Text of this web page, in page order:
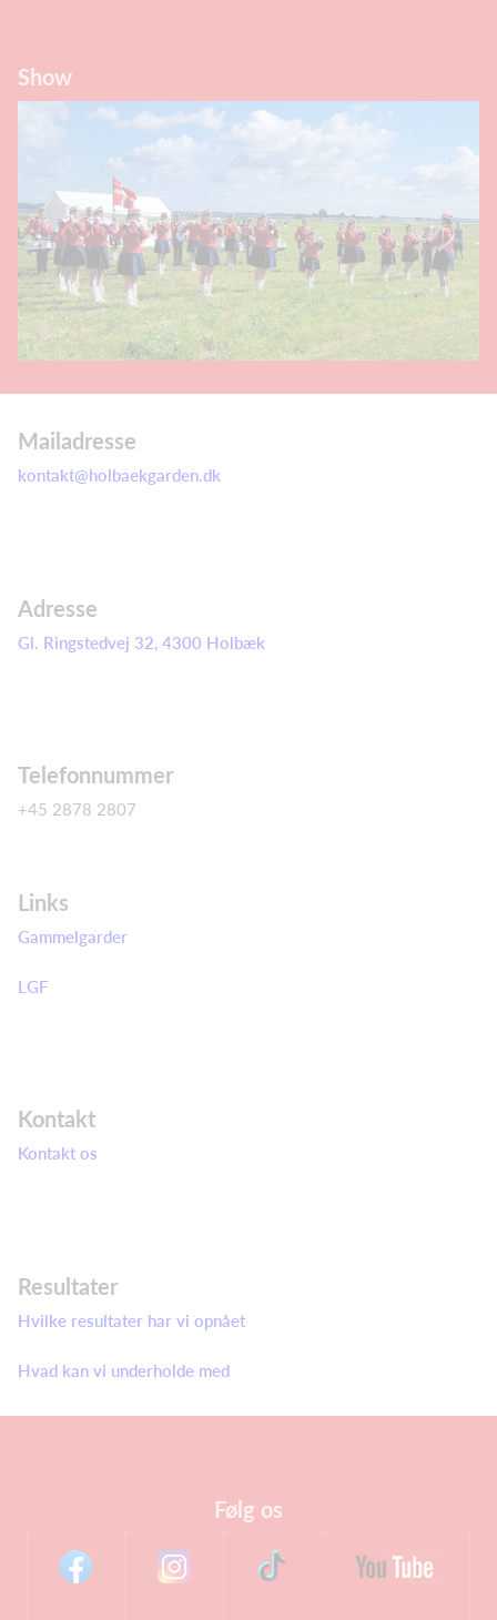
Show
Mailadresse
kontakt@holbaekgarden.dk
Adresse
Gl. Ringstedvej 32, 4300 Holbæk
Telefonnummer
+45 2878 2807
Links
Gammelgarder
LGF
Kontakt
Kontakt os
Resultater
Hvilke resultater har vi opnået
Hvad kan vi underholde med
Følg os